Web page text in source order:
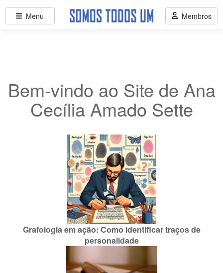
Bem-vindo ao Site de Ana
Cecília Amado Sette
Grafologia em ação: Como identificar traços de
personalidade
Menu Membros